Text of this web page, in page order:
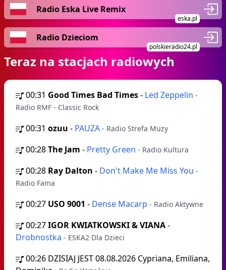
Radio Eska Live Remix
eska.pl
Radio Dzieciom
polskieradio24.pl
Teraz na stacjach radiowych
00:31 Good Times Bad Times- Led Zeppelin -
Radio RMF - Classic Rock
00:31 ozuu - PAUZA - Radio Strefa Muzy
00:28The Jam - Pretty Green - Radio Kultura
00:28 Ray Dalton - Don't Make Me Miss You -
Radio Fama
00:27 USO 9001 - Dense Macarp - Radio Aktywne
00:27IGOR KWIATKOWSKI & VIANA-
Drobnostka - ESKA2 Dla Dzieci
00:26 DZISIAJ JEST 08.08.2026 Cypriana, Emiliana,